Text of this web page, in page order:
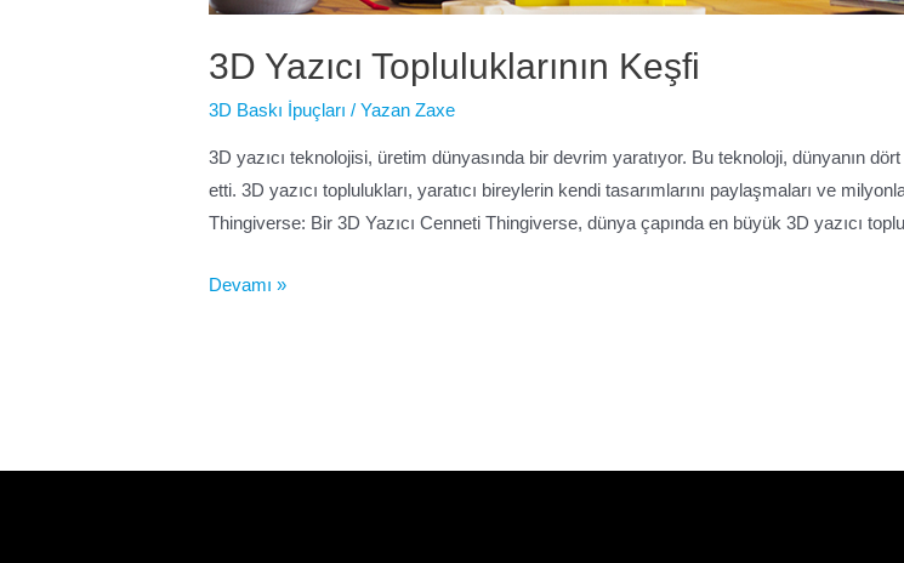
3D Yazıcı Topluluklarının Keşfi
3D Baskı İpuçları / Yazan Zaxe
3D yazıcı teknolojisi, üretim dünyasında bir devrim yaratıyor. Bu teknoloji, dünyanın
etti. 3D yazıcı toplulukları, yaratıcı bireylerin kendi tasarımlarını paylaşmaları ve
Thingiverse: Bir 3D Yazıcı Cenneti Thingiverse, dünya çapında en büyük 3D yazıcı
Devamı »